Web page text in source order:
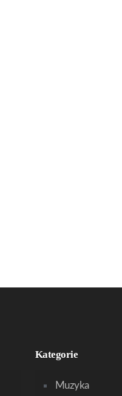
Kategorie
Muzyka